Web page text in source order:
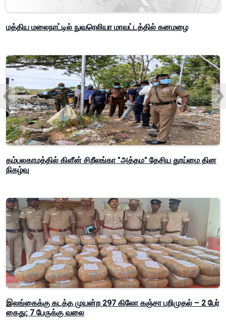
மத்திய மலைநாட்டில் நுவரெலியா மாவட்டத்தில் கனமழை
தம்பலகாமத்தில் கிளீன் சிறீலங்கா "அத்தம" தேசிய தூய்மை தின
நிகழ்வு
இலங்கைக்கு கடத்த முயன்ற 297 கிலோ கஞ்சா பறிமுதல் – 2 பேர்
கைது; 7 பேருக்கு வலை